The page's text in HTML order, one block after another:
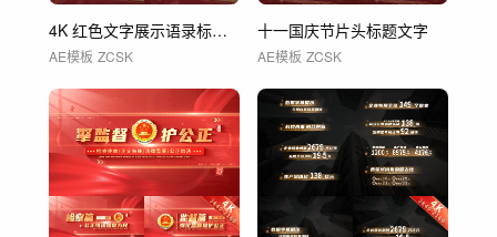
4K 红色文字展示语录标题金句字幕 01
AE模板 ZCSK
十一国庆节片头标题文字
AE模板 ZCSK